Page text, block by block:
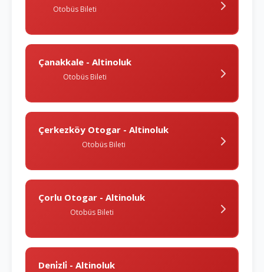
Otobüs Bileti
Çanakkale - Altinoluk
Otobüs Bileti
Çerkezköy Otogar - Altinoluk
Otobüs Bileti
Çorlu Otogar - Altinoluk
Otobüs Bileti
Deni̇zli̇ - Altinoluk